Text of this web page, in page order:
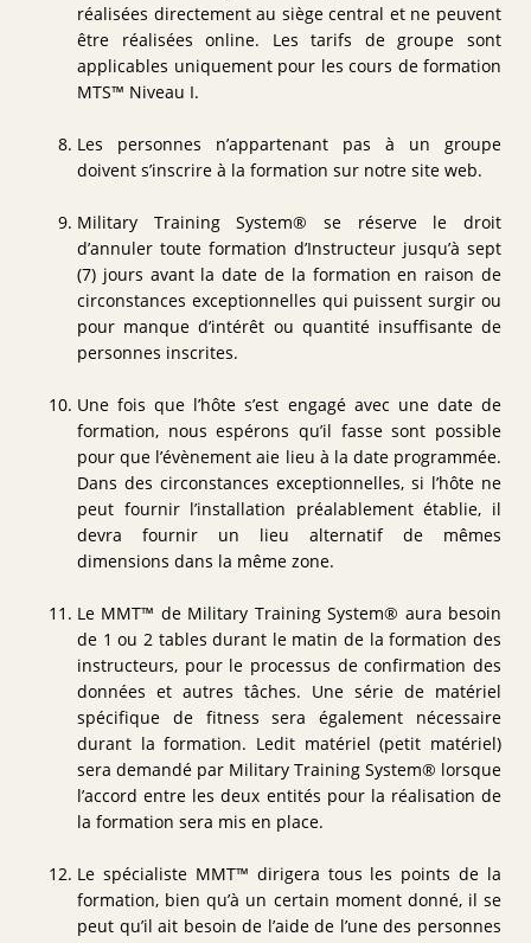
réalisées directement au siège central et ne peuvent
être réalisées online. Les tarifs de groupe sont
applicables uniquement pour les cours de formation
MTS™ Niveau I.
Les personnes n’appartenant pas à un groupe
doivent s’inscrire à la formation sur notre site web.
Military Training System® se réserve le droit
d’annuler toute formation d’Instructeur jusqu’à sept
(7) jours avant la date de la formation en raison de
circonstances exceptionnelles qui puissent surgir ou
pour manque d’intérêt ou quantité insuffisante de
personnes inscrites.
Une fois que l’hôte s’est engagé avec une date de
formation, nous espérons qu’il fasse sont possible
pour que l’évènement aie lieu à la date programmée.
Dans des circonstances exceptionnelles, si l’hôte ne
peut fournir l’installation préalablement établie, il
devra fournir un lieu alternatif de mêmes
dimensions dans la même zone.
Le MMT™ de Military Training System® aura besoin
de 1 ou 2 tables durant le matin de la formation des
instructeurs, pour le processus de confirmation des
données et autres tâches. Une série de matériel
spécifique de fitness sera également nécessaire
durant la formation. Ledit matériel (petit matériel)
sera demandé par Military Training System® lorsque
l’accord entre les deux entités pour la réalisation de
la formation sera mis en place.
Le spécialiste MMT™ dirigera tous les points de la
formation, bien qu’à un certain moment donné, il se
peut qu’il ait besoin de l’aide de l’une des personnes